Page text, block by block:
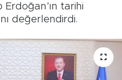
tarihi
değerlendirdi.